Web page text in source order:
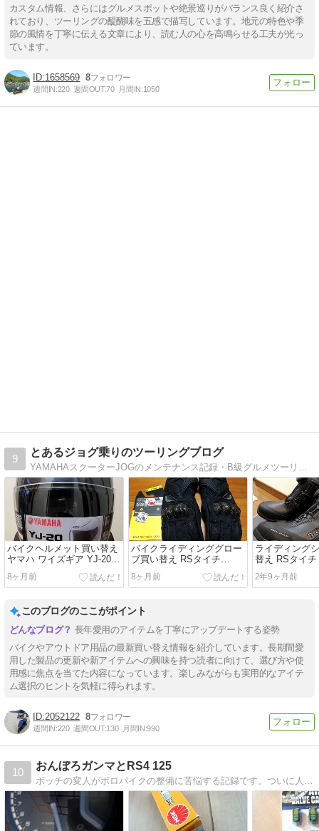
カスタム情報、さらにはグルメスポットや絶景巡りがバランス良く紹介さ
れており、ツーリングの醍醐味を五感で描写しています。地元の特色や季
節の風情を丁寧に伝える文章により、読む人の心を高鳴らせる工夫が光っ
ています。
1658569 8
週間IN:220 週間OUT:70 月間IN:1050
9
とあるジョグ乗りのツーリングブログ
YAMAHAスクーターJOGのメンテナンス記録・B級グルメツーリングのブログです
バイクヘルメット買い替え
ヤマハ ワイズギア YJ-20
ゼニス
8ヶ月前
バイクライディンググロー
ブ買い替え RSタイチ
RST664カーボンウインタ
ーグローブ
8ヶ月前
ライディング
替え RSタイチ
DRYMASTER
ーズ
2年9ヶ月前
このブログのここがポイント
長年愛用のアイテムを丁寧にアップデートする姿勢
バイクやアウトドア用品の最新買い替え情報を紹介しています。長期間愛
用した製品の更新や新アイテムへの興味を持つ読者に向けて、選び方や使
用感に焦点を当てた内容になっています。楽しみながらも実用的なアイテ
ム選択のヒントを気軽に得られます。
2052122 8
週間IN:220 週間OUT:130 月間IN:990
10
おんぼろガンマとRS4 125
ボッチの変人がボロバイクの整備に苦悩する記録です。ついに人生初のnotボロバイクRS4 125を手に入れたので、そちらの日常整備やカスタムもやっていきます。